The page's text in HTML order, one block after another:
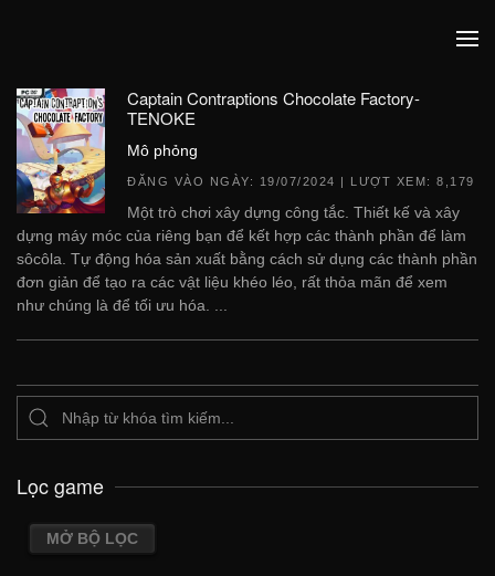
Captain Contraptions Chocolate Factory-
TENOKE
Mô phỏng
ĐĂNG VÀO NGÀY: 19/07/2024 | LƯỢT XEM: 8,179
Một trò chơi xây dựng công tắc. Thiết kế và xây
dựng máy móc của riêng bạn để kết hợp các thành phần để làm
sôcôla. Tự động hóa sản xuất bằng cách sử dụng các thành phần
đơn giản để tạo ra các vật liệu khéo léo, rất thỏa mãn để xem
như chúng là để tối ưu hóa. ...
Lọc game
MỞ BỘ LỌC